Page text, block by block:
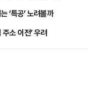
‘특공’ 노려볼까
소 이전’ 우려